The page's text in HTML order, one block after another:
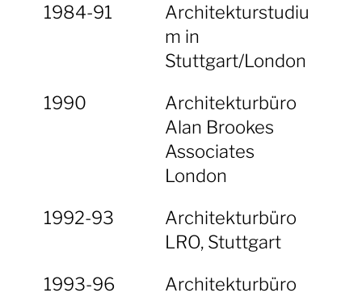
1984-91
Architekturstudiu
m in
Stuttgart/London
1990
Architekturbüro
Alan Brookes
Associates
London
1992-93
Architekturbüro
LRO, Stuttgart
1993-96
Architekturbüro